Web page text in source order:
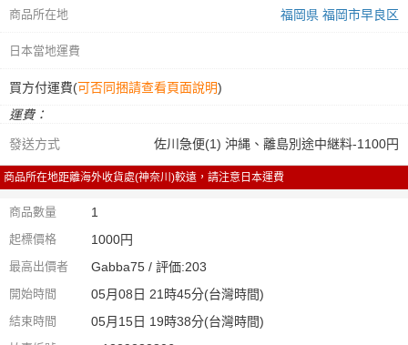
商品所在地 福岡県 福岡市早良区
日本當地運費
買方付運費(可否同捆請查看頁面說明)
運費：
發送方式
佐川急便(1) 沖縄、離島別途中継料-1100円
商品所在地距離海外收貨處(神奈川)較遠，請注意日本運費
商品數量 1
起標價格 1000円
最高出價者 Gabba75 / 評価:203
開始時間 05月08日 21時45分(台灣時間)
結束時間 05月15日 19時38分(台灣時間)